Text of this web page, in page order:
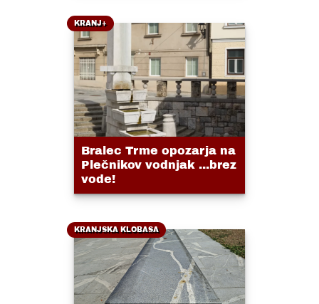
KRANJ+
Bralec Trme opozarja na
Plečnikov vodnjak ...brez
vode!
KRANJSKA KLOBASA